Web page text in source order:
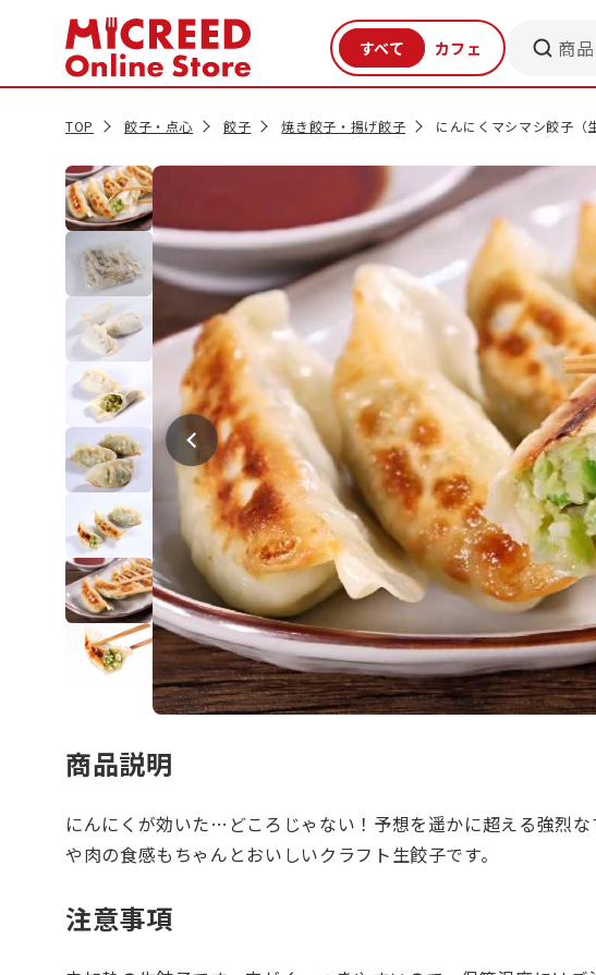
商
TOP 餃子・点心 餃子 焼き餃子・揚げ餃子 にんにくマシマシ餃子（
商品説明
にんにくが効いた…どころじゃない！予想を遥かに超える強烈
や肉の食感もちゃんとおいしいクラフト生餃子です。
注意事項